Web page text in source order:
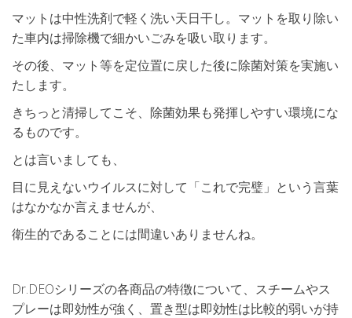
マットは中性洗剤で軽く洗い天日干し。マットを取り除い
た車内は掃除機で細かいごみを吸い取ります。
その後、マット等を定位置に戻した後に除菌対策を実施い
たします。
きちっと清掃してこそ、除菌効果も発揮しやすい環境にな
るものです。
とは言いましても、
目に見えないウイルスに対して「これで完璧」という言葉
はなかなか言えませんが、
衛生的であることには間違いありませんね。
Dr.DEOシリーズの各商品の特徴について、スチームやス
プレーは即効性が強く、置き型は即効性は比較的弱いが持